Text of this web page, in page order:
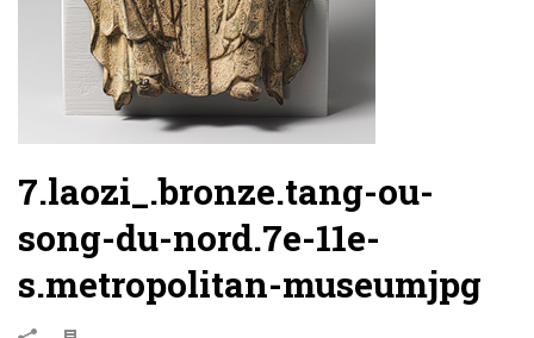
7.laozi_.bronze.tang-ou-
song-du-nord.7e-11e-
s.metropolitan-museumjpg